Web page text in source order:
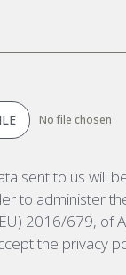
No file chosen
sent to us will
to administer
2016/679, of
the privacy